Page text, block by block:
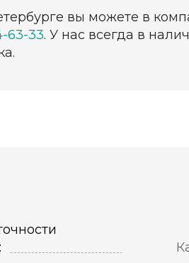
вы можете в
63-33. У нас всегда в